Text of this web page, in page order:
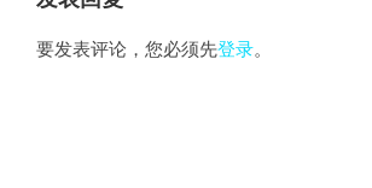
要发表评论，您必须先登录。